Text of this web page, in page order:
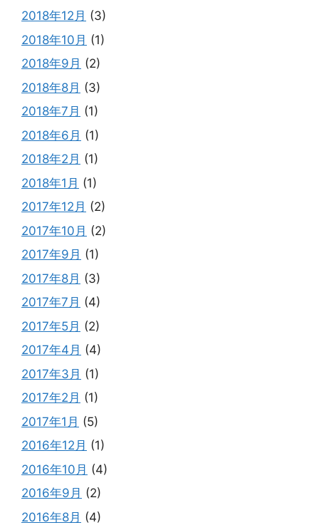
2018年12月 (3)
2018年10月 (1)
2018年9月 (2)
2018年8月 (3)
2018年7月 (1)
2018年6月 (1)
2018年2月 (1)
2018年1月 (1)
2017年12月 (2)
2017年10月 (2)
2017年9月 (1)
2017年8月 (3)
2017年7月 (4)
2017年5月 (2)
2017年4月 (4)
2017年3月 (1)
2017年2月 (1)
2017年1月 (5)
2016年12月 (1)
2016年10月 (4)
2016年9月 (2)
2016年8月 (4)